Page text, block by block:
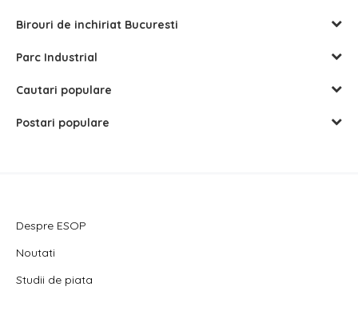
Birouri de inchiriat Bucuresti
Parc Industrial
Cautari populare
Postari populare
Despre ESOP
Noutati
Studii de piata